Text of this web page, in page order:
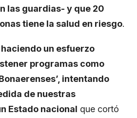
las guardias- y que 20
tiene la salud en riesgo.
un esfuerzo
programas como
intentando
de nuestras
Estado nacional que cortó